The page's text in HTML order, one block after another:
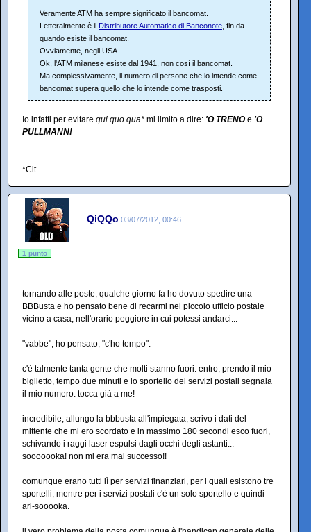
Veramente ATM ha sempre significato il bancomat.
Letteralmente è il Distributore Automatico di Banconote , fin da
quando esiste il bancomat.
Ovviamente, negli USA.
Ok, l'ATM milanese esiste dal 1941, non così il bancomat.
Ma complessivamente, il numero di persone che lo intende come
bancomat supera quello che lo intende come trasposti.
Io infatti per evitare qui quo qua* mi limito a dire: 'O TRENOe 'O
PULLMANN!
*Cit.
QiQQo 03/07/2012, 00:46
1 punto
tornando alle poste, qualche giorno fa ho dovuto spedire una
BBBusta e ho pensato bene di recarmi nel piccolo ufficio postale
vicino a casa, nell'orario peggiore in cui potessi andarci...
"vabbe", ho pensato, "c'ho tempo".
c'è talmente tanta gente che molti stanno fuori. entro, prendo il mio
biglietto, tempo due minuti e lo sportello dei servizi postali segnala
il mio numero: tocca già a me!
incredibile, allungo la bbbusta all'impiegata, scrivo i dati del
mittente che mi ero scordato e in massimo 180 secondi esco fuori,
schivando i raggi laser espulsi dagli occhi degli astanti...
sooooooka! non mi era mai successo!!
comunque erano tutti lì per servizi finanziari, per i quali esistono tre
sportelli, mentre per i servizi postali c'è un solo sportello e quindi
ari-sooooka.